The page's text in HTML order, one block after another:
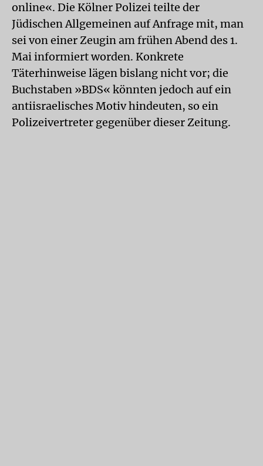
online«. Die Kölner Polizei teilte der
Jüdischen Allgemeinen auf Anfrage mit, man
sei von einer Zeugin am frühen Abend des 1.
Mai informiert worden. Konkrete
Täterhinweise lägen bislang nicht vor; die
Buchstaben »BDS« könnten jedoch auf ein
antiisraelisches Motiv hindeuten, so ein
Polizeivertreter gegenüber dieser Zeitung.